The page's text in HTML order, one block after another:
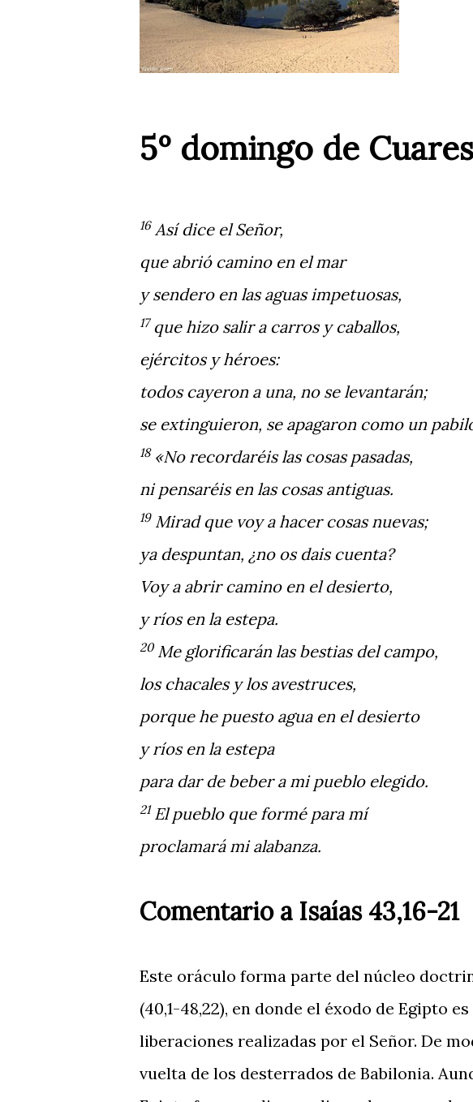
5º domingo de
16Así dice el Señor,
que abrió camino en el mar
y sendero en las aguas impetuosas,
17que hizo salir a carros y caballos,
ejércitos y héroes:
todos cayeron a una, no se levantarán;
se extinguieron, se apagaron como un
18«No recordaréis las cosas pasadas,
ni pensaréis en las cosas antiguas.
19Mirad que voy a hacer cosas nuevas;
ya despuntan, ¿no os dais cuenta?
Voy a abrir camino en el desierto,
y ríos en la estepa.
20Me glorificarán las bestias del campo,
los chacales y los avestruces,
porque he puesto agua en el desierto
y ríos en la estepa
para dar de beber a mi pueblo elegido.
21El pueblo que formé para mí
proclamará mi alabanza.
Comentario a Isaías 43,16-21
Este oráculo forma parte del núcleo
(40,1-48,22), en donde el éxodo de Egipto
liberaciones realizadas por el Señor. De
vuelta de los desterrados de Babilonia.